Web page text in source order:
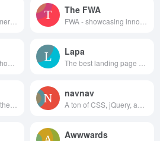
The FWA
Lapa
navnav
Awwwards